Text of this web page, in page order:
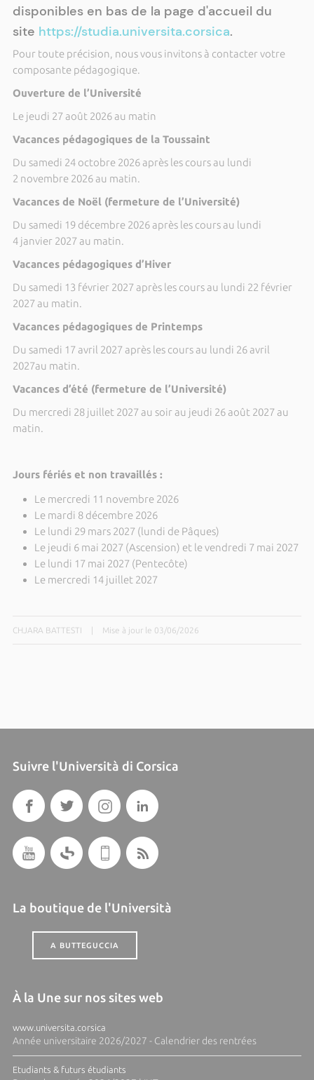
disponibles en bas de la page d'accueil du
site https://studia.universita.corsica.
Pour toute précision, nous vous invitons à contacter votre
composante pédagogique.
Ouverture de l’Université
Le jeudi 27 août 2026 au matin
Vacances pédagogiques de la Toussaint
Du samedi 24 octobre 2026 après les cours au lundi
2 novembre 2026 au matin.
Vacances de Noël (fermeture de l’Université)
Du samedi 19 décembre 2026 après les cours au lundi
4 janvier 2027 au matin.
Vacances pédagogiques d’Hiver
Du samedi 13 février 2027 après les cours au lundi 22 février
2027 au matin.
Vacances pédagogiques de Printemps
Du samedi 17 avril 2027 après les cours au lundi 26 avril
2027au matin.
Vacances d’été (fermeture de l’Université)
Du mercredi 28 juillet 2027 au soir au jeudi 26 août 2027 au
matin.
Jours fériés et non travaillés :
Le mercredi 11 novembre 2026
Le mardi 8 décembre 2026
Le lundi 29 mars 2027 (lundi de Pâques)
Le jeudi 6 mai 2027 (Ascension) et le vendredi 7 mai 2027
Le lundi 17 mai 2027 (Pentecôte)
Le mercredi 14 juillet 2027
CHJARA BATTESTI Mise à jour le 03/06/2026
Suivre l'Università di Corsica
La boutique de l'Università
A BUTTEGUCCIA
À la Une sur nos sites web
www.universita.corsica
Année universitaire 2026/2027 - Calendrier des rentrées
Etudiants & futurs étudiants